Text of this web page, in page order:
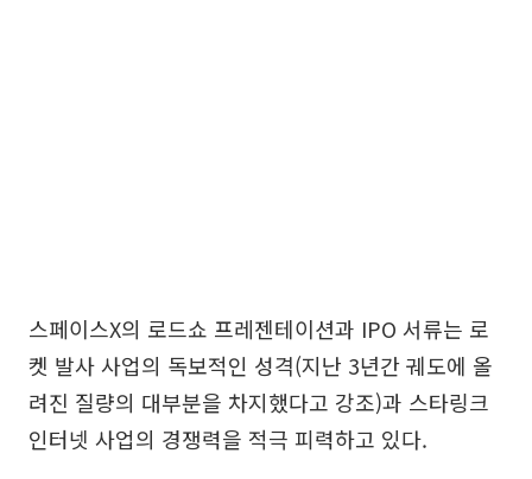
스페이스X의 로드쇼 프레젠테이션과 IPO 서류는 로
켓 발사 사업의 독보적인 성격(지난 3년간 궤도에 올
려진 질량의 대부분을 차지했다고 강조)과 스타링크
인터넷 사업의 경쟁력을 적극 피력하고 있다.